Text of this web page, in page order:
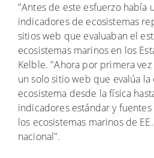
"Antes de este esfuerzo había
indicadores de ecosistemas
sitios web que evaluaban el
ecosistemas marinos en los
Kelble. "Ahora por primera
un solo sitio web que evalúa
ecosistema desde la física
indicadores estándar y
los ecosistemas marinos de
nacional".